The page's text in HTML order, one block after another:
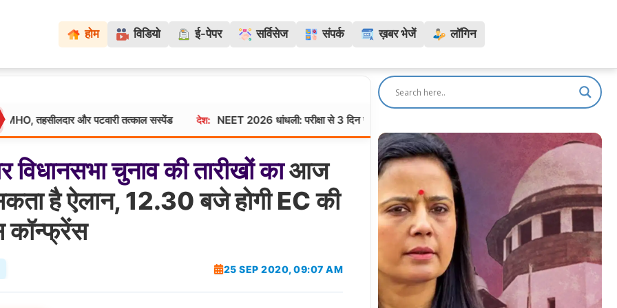
होम विडियो ई-पेपर सर्विसेज संपर्क ख़बर भेजें लॉगिन
और पटवारी तत्काल सस्पेंड देश: NEET 2026 धांधली: परीक्षा से 3 दिन पहले लीक हुए थे पेपर! CBI चार्जशीट में NTA विषय विशेषज्ञों और सीकर कनेक्शन का
विधानसभाचुनावकीतारीखोंकाआज
है ऐलान, 12.30 बजे होगी EC की
कॉन्फ्रेंस
25 SEP 2020, 09:07 AM